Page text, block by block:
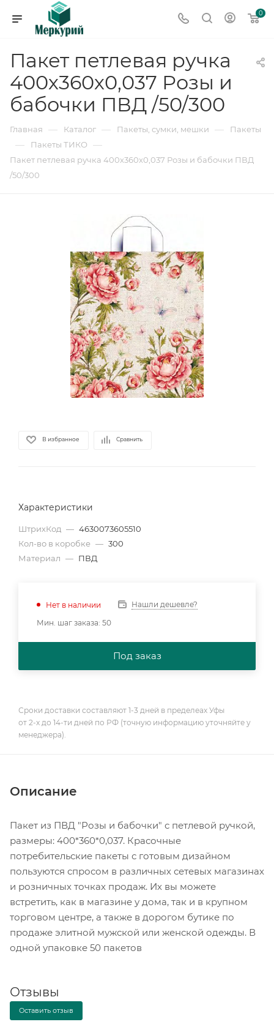
0
Пакет петлевая ручка
400х360х0,037 Розы и
бабочки ПВД /50/300
Главная — Каталог — Пакеты, сумки, мешки — Пакеты
— Пакеты ТИКО —
Пакет петлевая ручка 400х360х0,037 Розы и бабочки ПВД
/50/300
В избранное Сравнить
Характеристики
ШтрихКод — 4630073605510
Кол-во в коробке — 300
Материал — ПВД
Нет в наличии
Нашли дешевле?
Мин. шаг заказа: 50
Под заказ
Сроки доставки составляют 1-3 дней в пределеах Уфы
от 2-х до 14-ти дней по РФ (точную информацию уточняйте у
менеджера).
Описание
Пакет из ПВД "Розы и бабочки" с петлевой ручкой,
размеры: 400*360*0,037. Красочные
потребительские пакеты с готовым дизайном
пользуются спросом в различных сетевых магазинах
и розничных точках продаж. Их вы можете
встретить, как в магазине у дома, так и в крупном
торговом центре, а также в дорогом бутике по
продаже элитной мужской или женской одежды. В
одной упаковке 50 пакетов
Отзывы
Оставить отзыв